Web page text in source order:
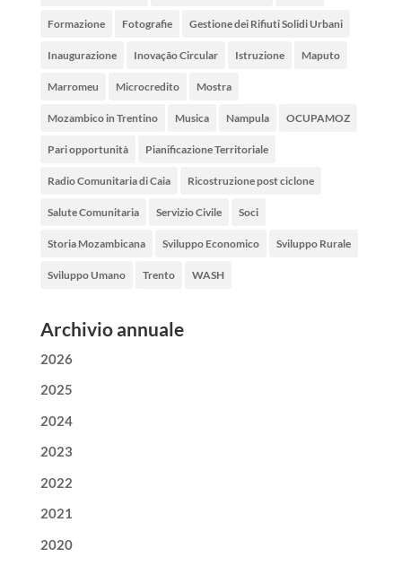
Formazione Fotografie Gestione dei Rifiuti Solidi Urbani
Inaugurazione Inovação Circular Istruzione Maputo
Marromeu Microcredito Mostra
Mozambico in Trentino Musica Nampula OCUPAMOZ
Pari opportunità Pianificazione Territoriale
Radio Comunitaria di Caia Ricostruzione post ciclone
Salute Comunitaria Servizio Civile Soci
Storia Mozambicana Sviluppo Economico Sviluppo Rurale
Sviluppo Umano Trento WASH
Archivio annuale
2026
2025
2024
2023
2022
2021
2020